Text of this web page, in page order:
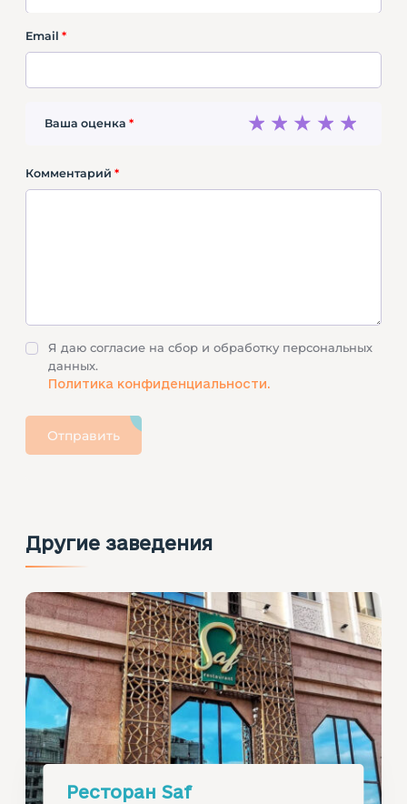
Email *
Ваша оценка * 4
3
2
1
Комментарий *
Я даю согласие на сбор и обработку персональных
данных.
Политика конфиденциальности.
Отправить
Другие заведения
Ресторан Saf